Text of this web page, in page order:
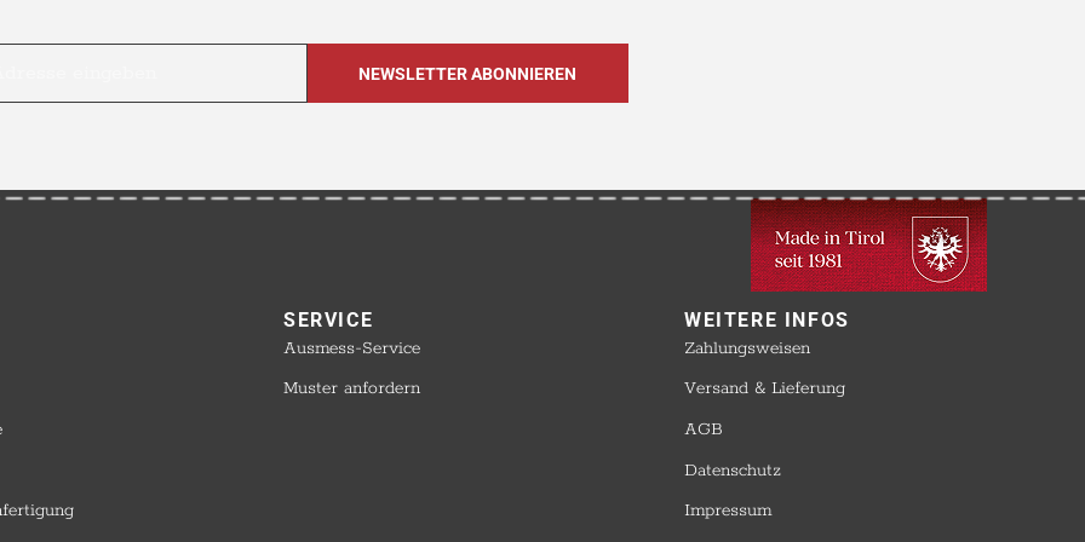
SERVICE​
Ausmess-Service
Muster anfordern
WEITERE INFOS​
Zahlungsweisen
Versand & Lieferung
AGB
Datenschutz
Impressum